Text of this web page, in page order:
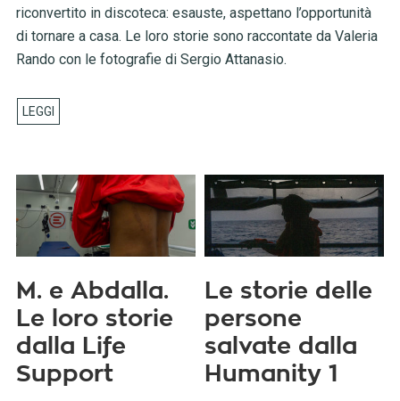
riconvertito in discoteca: esauste, aspettano l’opportunità
di tornare a casa. Le loro storie sono raccontate da Valeria
Rando con le fotografie di Sergio Attanasio.
M. e Abdalla.
Le loro storie
dalla Life
Support
Le storie delle
persone
salvate dalla
Humanity 1